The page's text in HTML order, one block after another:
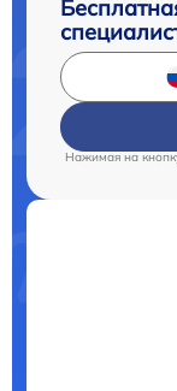
Нажимая на